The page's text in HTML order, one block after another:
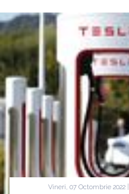
Vineri, 07 Octombrie 2022 |